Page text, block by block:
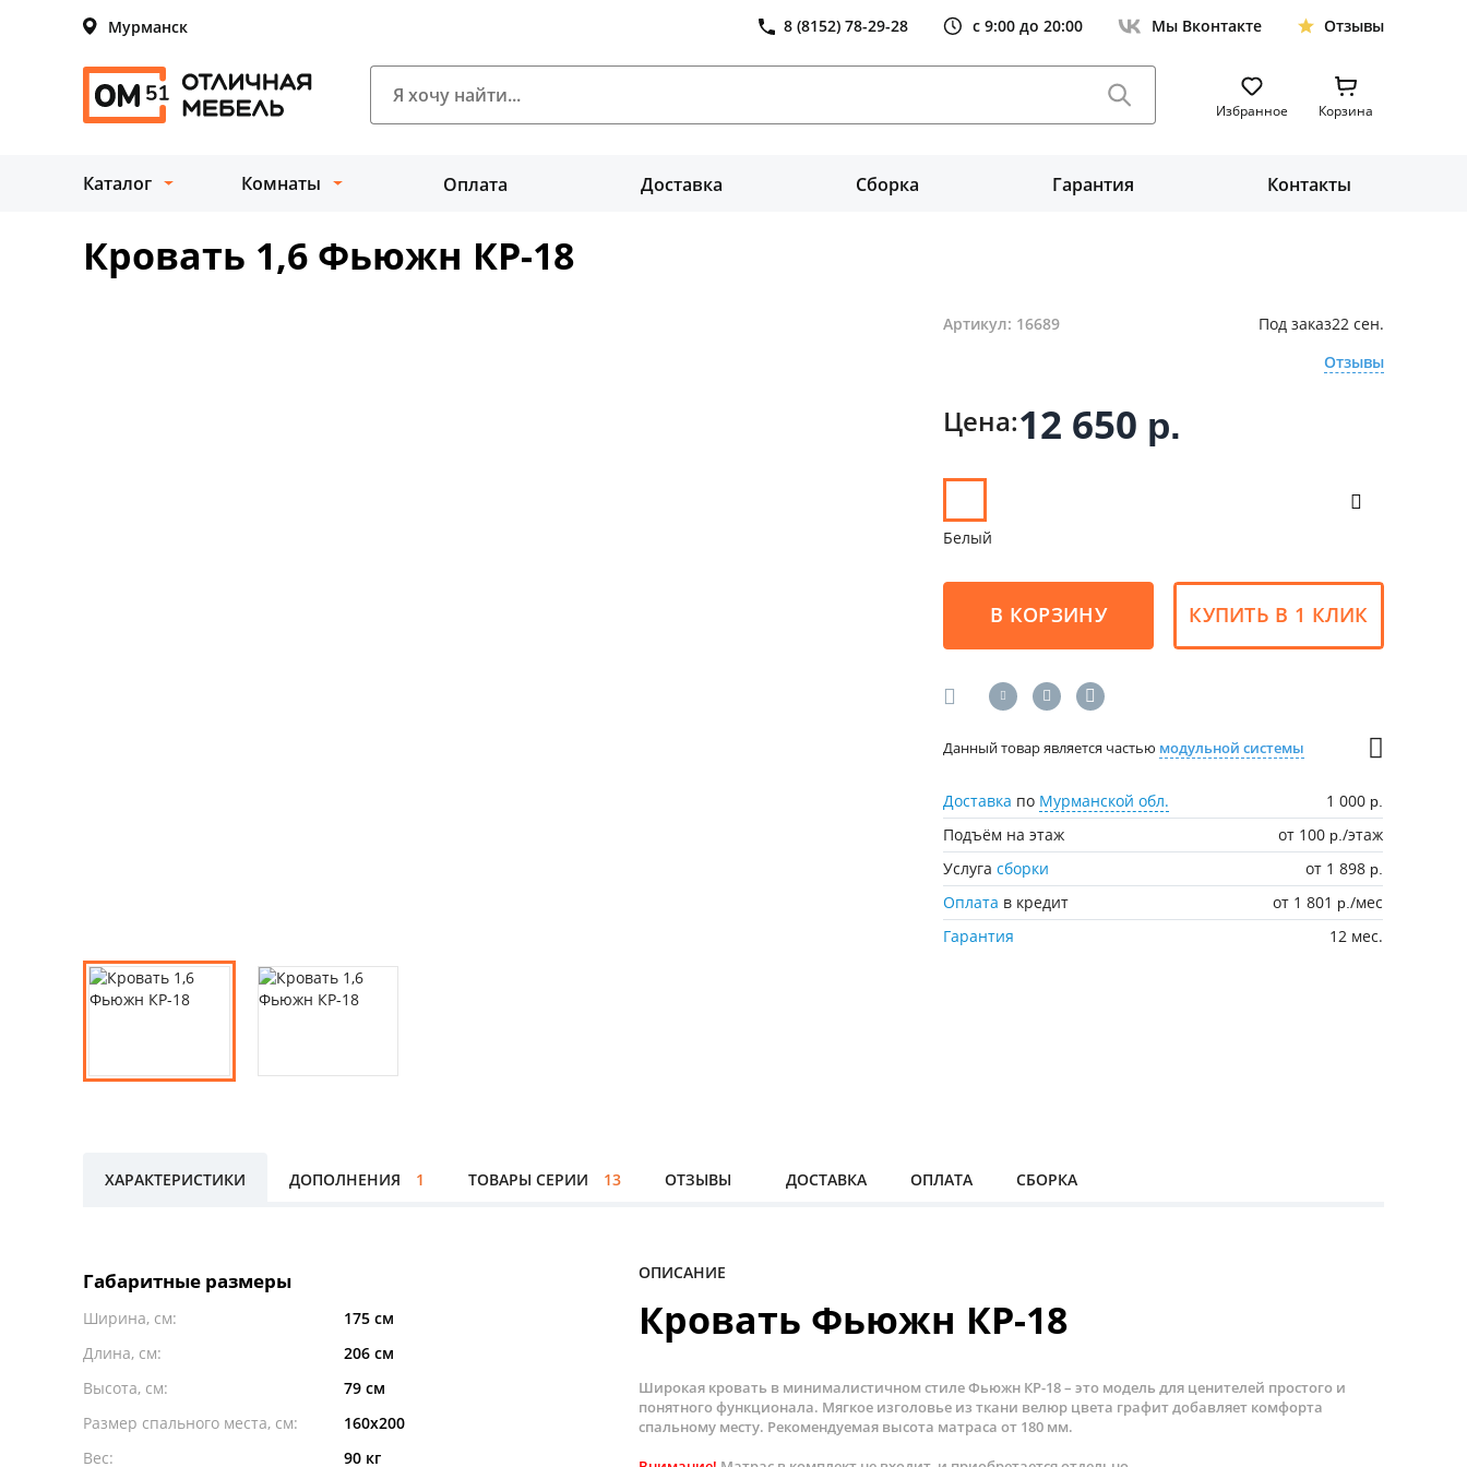
Мурманск 8 (8152) 78-29-28 с 9:00 до 20:00 Мы Вконтакте Отзывы
Избранное Корзина
Каталог Комнаты Оплата Доставка Сборка Гарантия Контакты
Кровать 1,6 Фьюжн КР-18
Артикул: 16689 Под заказ22 сен.
Отзывы
Цена:12 650 р.
Белый
В КОРЗИНУ КУПИТЬ В 1 КЛИК
Данный товар является частью модульной системы
Доставка по Мурманской обл. 1 000 р.
Подъём на этаж от 100 р./этаж
Услугасборки от 1 898 р.
Оплата в кредит от 1 801 р./мес
Гарантия
12 мес.
ХАРАКТЕРИСТИКИ ДОПОЛНЕНИЯ 1 ТОВАРЫ СЕРИИ 13 ОТЗЫВЫ ДОСТАВКА ОПЛАТА СБОРКА
Габаритные размеры
Ширина, см:
175 см
Длина, см:
206 см
Высота, см:
79 см
Размер спального места, см:
160x200
Вес:
90 кг
ОПИСАНИЕ
Кровать Фьюжн КР-18
Широкая кровать в минималистичном стиле Фьюжн КР-18 – это модель для ценителей простого и
понятного функционала. Мягкое изголовье из ткани велюр цвета графит добавляет комфорта
спальному месту. Рекомендуемая высота матраса от 180 мм.